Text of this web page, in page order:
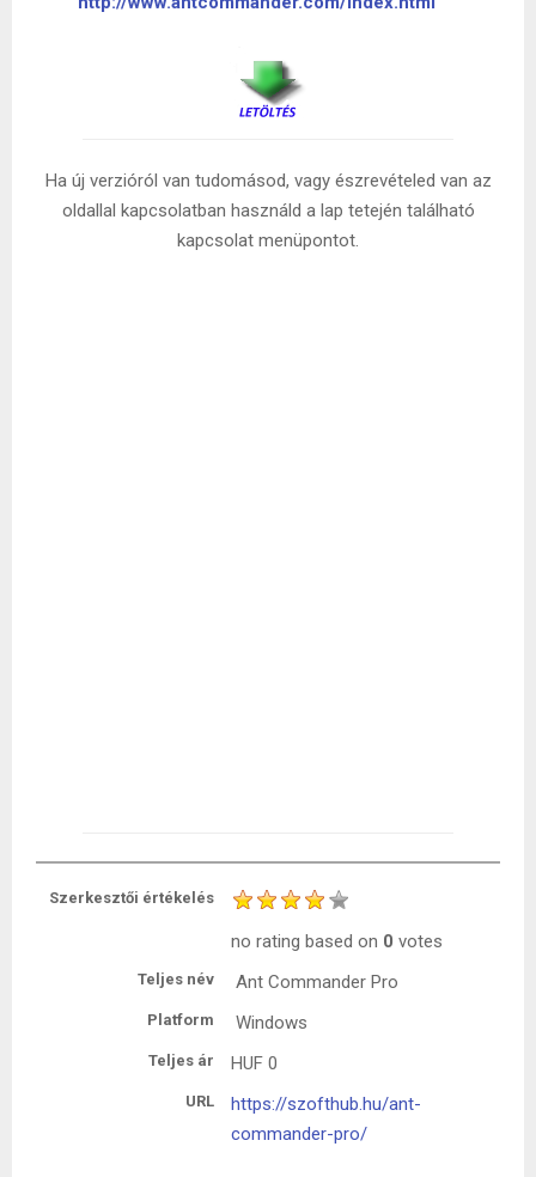
Ha új verzióról van tudomásod, vagy észrevételed van az
oldallal kapcsolatban használd a lap tetején található
kapcsolat menüpontot.
Szerkesztői értékelés
no rating based on 0 votes
Teljes név Ant Commander Pro
Platform Windows
Teljes ár HUF 0
URL
https://szofthub.hu/ant-
commander-pro/